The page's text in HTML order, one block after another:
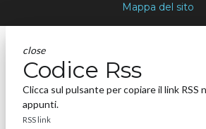
Mappa del sito
close
Codice Rss
Clicca sul pulsante per copiare il link RSS
appunti.
RSS link